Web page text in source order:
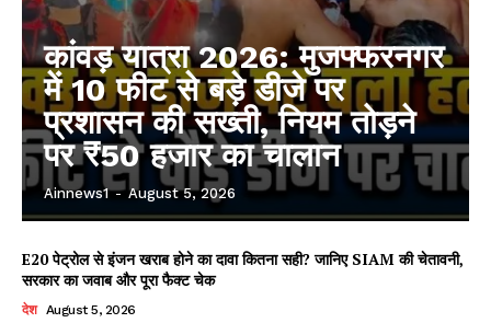
कांवड़ यात्रा 2026: मुजफ्फरनगर
में 10 फीट से बड़े डीजे पर
प्रशासन की सख्ती, नियम तोड़ने
पर ₹50 हजार का चालान
Ainnews1 - August 5, 2026
E20 पेट्रोल से इंजन खराब होने का दावा कितना सही? जानिए SIAM की चेतावनी,
सरकार का जवाब और पूरा फैक्ट चेक
देश August 5, 2026